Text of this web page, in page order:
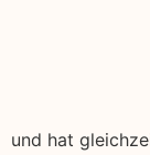
und hat